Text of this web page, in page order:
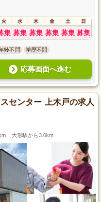
火 水 木 金 土 日
集 募集 募集 募集 募集 募集
齢不問 学歴不問
応募画面へ進む
センター 上木戸の求人
、大形駅から3.0km